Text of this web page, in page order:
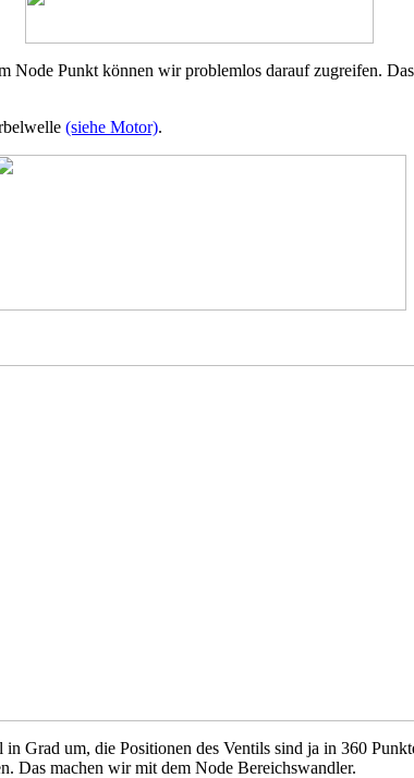
Node Punkt können wir problemlos darauf zugreifen.
(siehe Motor).
Grad um, die Positionen des Ventils sind ja in 360
Das machen wir mit dem Node Bereichswandler.